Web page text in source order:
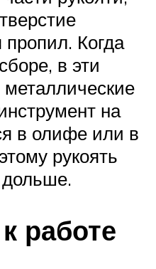
Когда
в эти
на
в олифе или в
рукоять
дольше.
работе